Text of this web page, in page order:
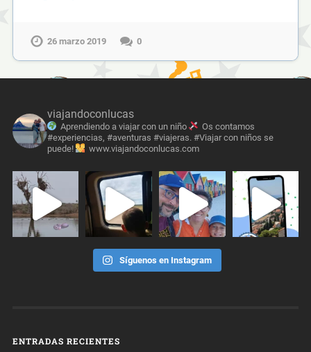
26 marzo 2019 0
viajandoconlucas
Aprendiendo a viajar con un niño
Os contamos
#experiencias, #aventuras #viajeras. #Viajar con niños se
puede!
www.viajandoconlucas.com
Síguenos en Instagram
ENTRADAS RECIENTES